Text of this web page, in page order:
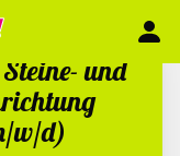
und
w/d)